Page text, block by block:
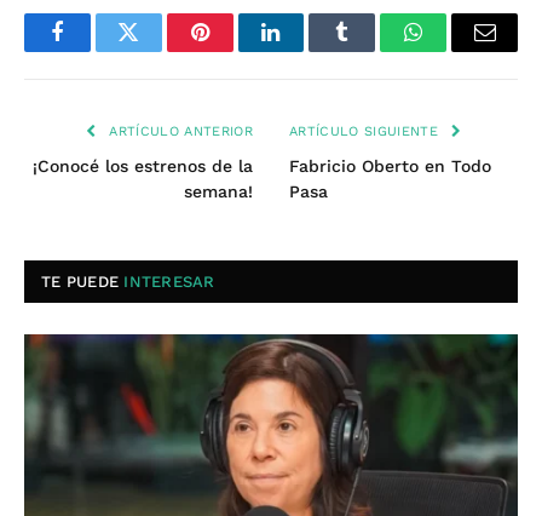
FacebookTwitter PinterestLinkedInTumblr WhatsAppEmail
ARTÍCULO ANTERIOR
¡Conocé los estrenos de la
semana!
ARTÍCULO SIGUIENTE
Fabricio Oberto en Todo
Pasa
TE PUEDE INTERESAR